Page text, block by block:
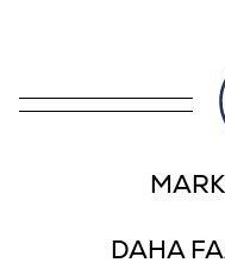
DAHA